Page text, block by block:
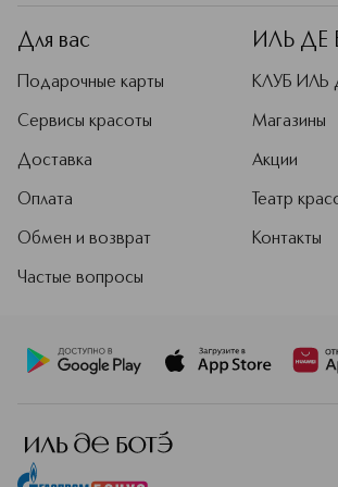
Для вас
Подарочные карты
Сервисы красоты
Доставка
Оплата
Обмен и возврат
Частые вопросы
ИЛЬ ДЕ
КЛУБ ИЛЬ
Магазины
Акции
Театр
Контакты